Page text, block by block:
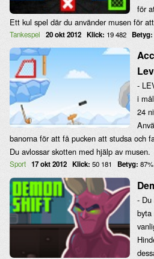
för
Ett kul spel där du använder musen för
Tankespel 20 okt 2012 Klick: 19 482 Betyg:
-
i
24
banorna för att få pucken att studsa och
Du avlossar skotten med hjälp av musen.
Sport 17 okt 2012 Klick: 50 181 Betyg: 87%
- Du
byta